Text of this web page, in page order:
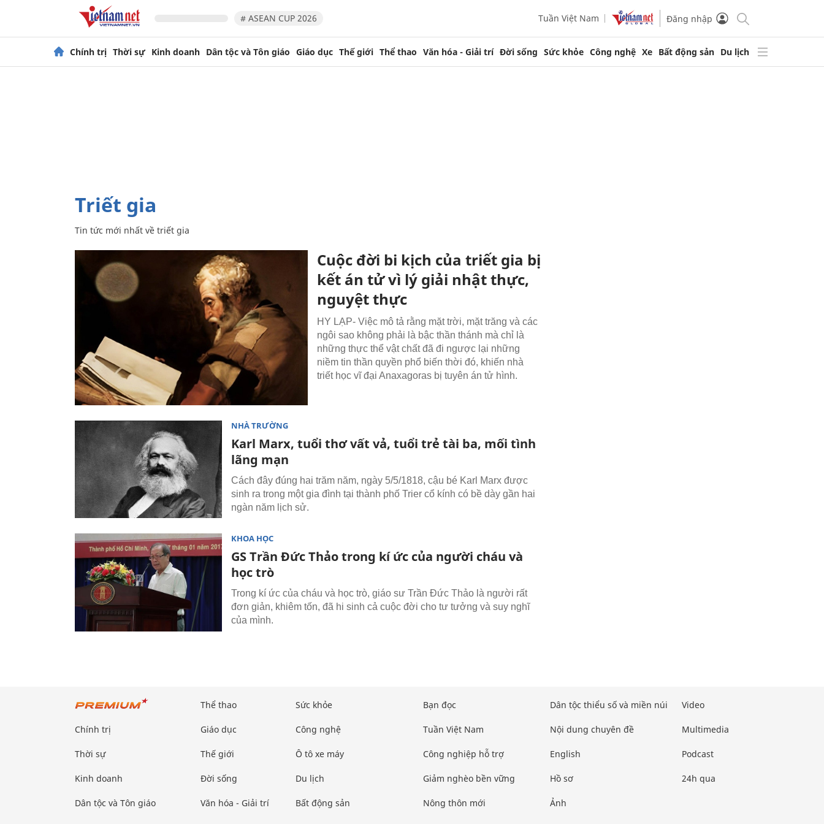
# ASEAN CUP 2026 Tuần Việt Nam Đăng nhập
Chính trị Thời sự Kinh doanh Dân tộc và Tôn giáo Giáo dục Thế giới Thể thao Văn hóa - Giải trí Đời sống Sức khỏe Công nghệ Xe Bất động sản Du lịch
triết gia
Tin tức mới nhất về triết gia
Cuộc đời bi kịch của triết gia bị
kết án tử vì lý giải nhật thực,
nguyệt thực
HY LẠP- Việc mô tả rằng mặt trời, mặt trăng và các
ngôi sao không phải là bậc thần thánh mà chỉ là
những thực thể vật chất đã đi ngược lại những
niềm tin thần quyền phổ biến thời đó, khiến nhà
triết học vĩ đại Anaxagoras bị tuyên án tử hình.
NHÀ TRƯỜNG
Karl Marx, tuổi thơ vất vả, tuổi trẻ tài ba, mối tình
lãng mạn
Cách đây đúng hai trăm năm, ngày 5/5/1818, cậu bé Karl Marx được
sinh ra trong một gia đình tại thành phố Trier cổ kính có bề dày gần hai
ngàn năm lịch sử.
KHOA HỌC
GS Trần Đức Thảo trong kí ức của người cháu và
học trò
Trong kí ức của cháu và học trò, giáo sư Trần Đức Thảo là người rất
đơn giản, khiêm tốn, đã hi sinh cả cuộc đời cho tư tưởng và suy nghĩ
của mình.
Chính trị
Thời sự
Kinh doanh
Dân tộc và Tôn giáo
Thể thao
Giáo dục
Thế giới
Đời sống
Văn hóa - Giải trí
Sức khỏe
Công nghệ
Ô tô xe máy
Du lịch
Bất động sản
Bạn đọc
Tuần Việt Nam
Công nghiệp hỗ trợ
Giảm nghèo bền vững
Nông thôn mới
Dân tộc thiểu số và miền núi
Nội dung chuyên đề
English
Hồ sơ
Ảnh
Video
Multimedia
Podcast
24h qua